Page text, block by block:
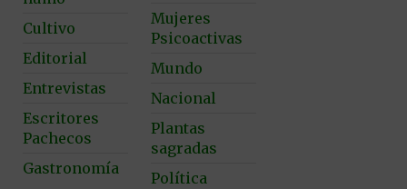
Cultivo
Editorial
Entrevistas
Escritores
Pachecos
Gastronomía
Mujeres
Psicoactivas
Mundo
Nacional
Plantas
sagradas
Política